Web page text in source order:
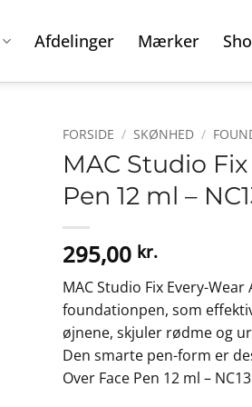
Afdelinger Mærker
FORSIDE / SKØNHED /
MAC Studio
Pen 12 ml –
295,00 kr.
MAC Studio Fix Every-
foundationpen, som
øjnene, skjuler rødme og
Den smarte pen-form er
Over Face Pen 12 ml –